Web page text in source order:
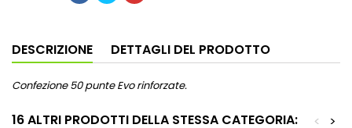
DESCRIZIONE DETTAGLI DEL PRODOTTO
Confezione 50 punte Evo rinforzate.
16 ALTRI PRODOTTI DELLA STESSA CATEGORIA: >
<